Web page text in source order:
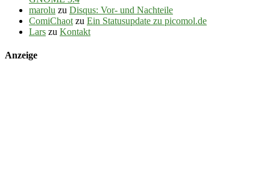
marolu zu Disqus: Vor- und Nachteile
ComiChaot zu Ein Statusupdate zu picomol.de
Lars zu Kontakt
Anzeige